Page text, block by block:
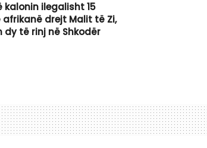
kalonin ilegalisht 15
drejt Malit të Zi,
dy të rinj në Shkodër